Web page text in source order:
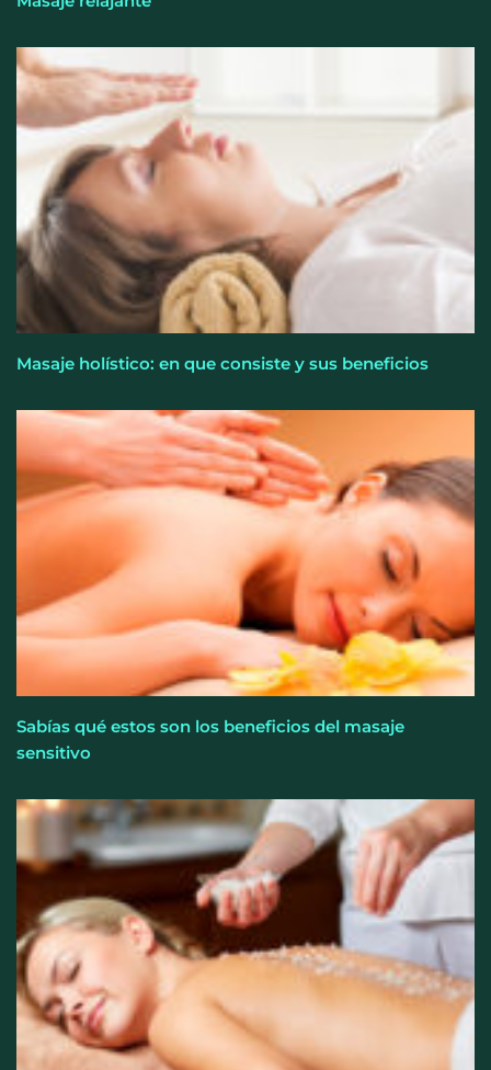
El entrenamiento femenino cambia de objetivo: la
fuerza y la salud ganan terreno a la clásica
‘pérdida de peso’, según Distrito Estudio
Masaje holístico: en que consiste y sus beneficios
Sabías qué estos son los beneficios del masaje
sensitivo